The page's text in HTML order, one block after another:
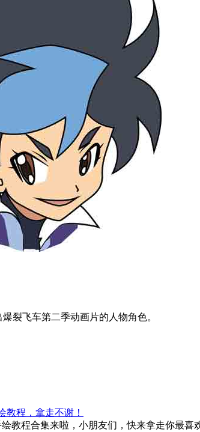
裂飞车第二季动画片的人物角色。
教程，拿走不谢！
教程合集来啦，小朋友们，快来拿走你最